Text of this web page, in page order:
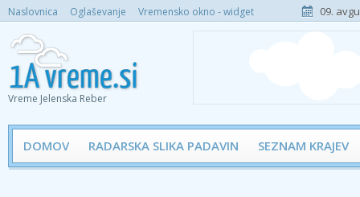
Naslovnica Oglaševanje Vremensko okno - widget 09.
Vreme Jelenska Reber
DOMOV RADARSKA SLIKA PADAVIN SEZNAM KRAJEV